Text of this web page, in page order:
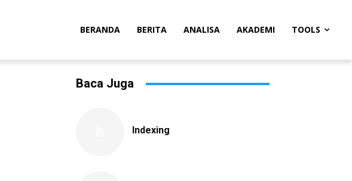
BERANDA BERITA ANALISA AKADEMI TOOLS
Baca Juga
Indexing